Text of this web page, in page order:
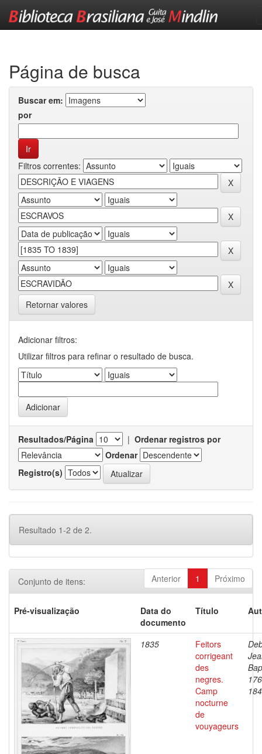
Página de busca
Buscar em:
por
Filtros correntes:
Retornar valores
Adicionar filtros:
Utilizar filtros para refinar o resultado de busca.
Resultados/Página | Ordenar registros por
Ordenar
Registro(s)
Resultado 1-2 de 2.
Anterior 1 Próximo
Conjunto de itens:
Pré-visualização
Data do
documento
Título
1835
Feitors
corrigeant
des
negres.
Camp
nocturne
de
vouyageurs